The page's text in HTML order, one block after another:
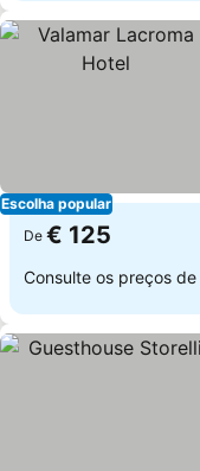
Escolha popular
De € 125
Consulte os preços de